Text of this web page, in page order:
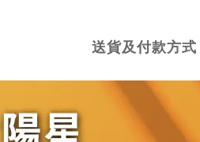
送貨及付款方式